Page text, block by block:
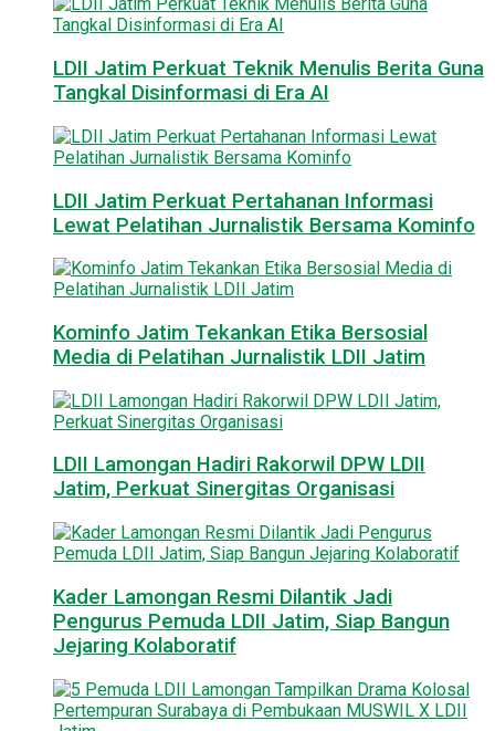
LDII Jatim Perkuat Teknik Menulis Berita Guna
Tangkal Disinformasi di Era AI
LDII Jatim Perkuat Pertahanan Informasi
Lewat Pelatihan Jurnalistik Bersama Kominfo
Kominfo Jatim Tekankan Etika Bersosial
Media di Pelatihan Jurnalistik LDII Jatim
LDII Lamongan Hadiri Rakorwil DPW LDII
Jatim, Perkuat Sinergitas Organisasi
Kader Lamongan Resmi Dilantik Jadi
Pengurus Pemuda LDII Jatim, Siap Bangun
Jejaring Kolaboratif